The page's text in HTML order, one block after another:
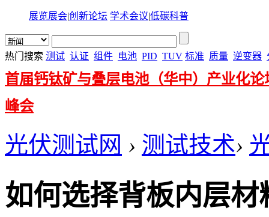
展览展会|创新论坛 学术会议|低碳科普
热门搜索 测试 认证 组件 电池 PID TUV 标准 质量 逆变器
首届钙钛矿与叠层电池（华中）产业化论
峰会
光伏测试网 › 测试技术›
如何选择背板内层材